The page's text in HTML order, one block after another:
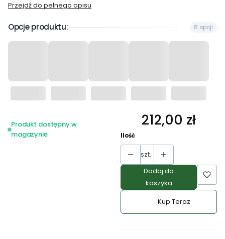
Przejdź do pełnego opisu
Opcje produktu: 8 opcji
Produkt dostępny w
magazynie
Cena
212,00 zł
Ilość
szt.
Dodaj do
koszyka
Szybki
Kup Teraz